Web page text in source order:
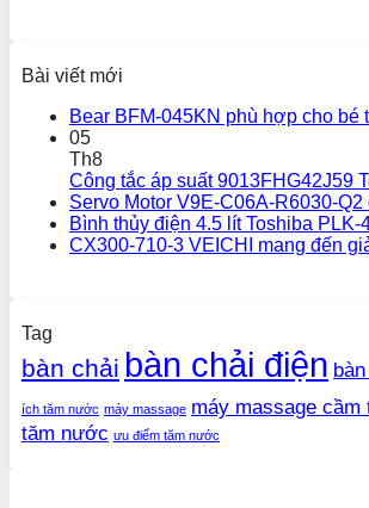
Bài viết mới
Bear BFM-045KN phù hợp cho bé
05
Th8
Công tắc áp suất 9013FHG42J59
Servo Motor V9E-C06A-R6030-
Bình thủy điện 4.5 lít Toshiba
CX300-710-3 VEICHI mang đến
Tag
bàn chải bàn chải điện
ích tăm nước máy massage máy massage cầm
tăm nước ưu điểm tăm nước